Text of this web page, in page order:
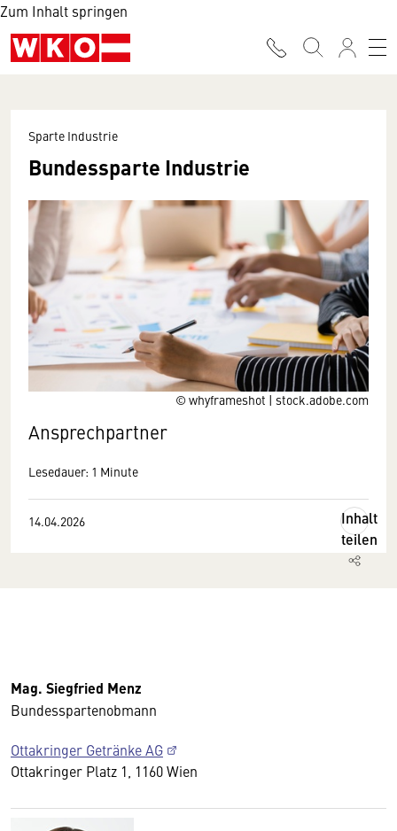
Zum Inhalt springen
© whyframeshot | stock.adobe.com
Sparte Industrie
Bundessparte Industrie
Ansprechpartner
Lesedauer: 1 Minute
14.04.2026
Inhalt
teilen
Mag. Siegfried Menz
Bundesspartenobmann
Ottakringer Getränke AG
Ottakringer Platz 1, 1160 Wien